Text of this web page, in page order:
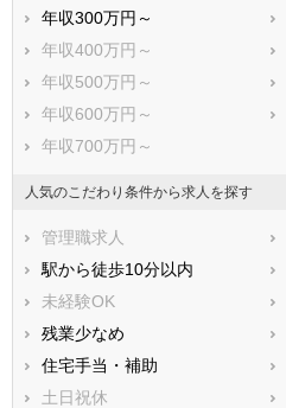
年収300万円～
年収400万円～
年収500万円～
年収600万円～
年収700万円～
人気のこだわり条件から求人を探す
管理職求人
駅から徒歩10分以内
未経験OK
残業少なめ
住宅手当・補助
土日祝休